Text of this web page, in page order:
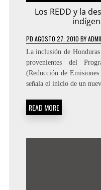
Los REDD y la
PD AGOSTO 27, 2010 BY
La inclusión de
provenientes del
(Reducción de
señala el inicio de un
READ MORE